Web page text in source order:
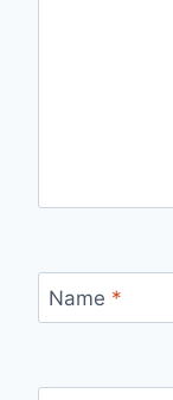
Name *